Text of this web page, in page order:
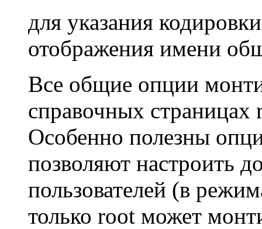
для указания
отображения имени
Все общие опции
справочных
Особенно полезны
позволяют настроить
пользователей (в
только root может